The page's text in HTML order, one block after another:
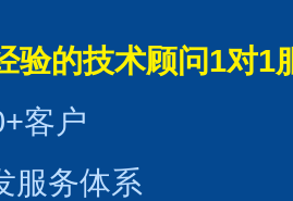
验的技术顾问1对1
客户
服务体系